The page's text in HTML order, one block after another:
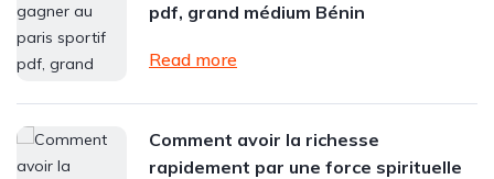
pdf, grand médium Bénin
Read more
Comment avoir la richesse
rapidement par une force spirituelle